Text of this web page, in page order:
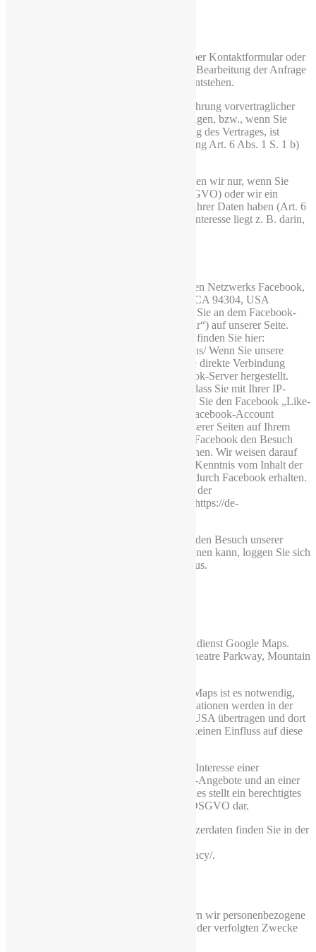
Wenn Sie mit uns in Kontakt treten (z. B. per Kontaktformular oder
E-Mail), verarbeiten wir Ihre Angaben zur Bearbeitung der Anfrage
sowie für den Fall, dass Anschlussfragen entstehen.
Erfolgt die Datenverarbeitung zur Durchführung vorvertraglicher
Maßnahmen, die auf Ihre Anfrage hin erfolgen, bzw., wenn Sie
bereits unser Kunde sind, zur Durchführung des Vertrages, ist
Rechtsgrundlage für diese Datenverarbeitung Art. 6 Abs. 1 S. 1 b)
Weitere personenbezogene Daten verarbeiten wir nur, wenn Sie
dazu einwilligen (Art. 6 Abs. 1 S. 1 a) DSGVO) oder wir ein
berechtigtes Interesse an der Verarbeitung Ihrer Daten haben (Art. 6
Abs. 1 S. 1 f) DSGVO). Ein berechtigtes Interesse liegt z. B. darin,
Auf unseren Seiten sind Plugins des sozialen Netzwerks Facebook,
1601 South California Avenue, Palo Alto, CA 94304, USA
integriert. Die Facebook-Plugins erkennen Sie an dem Facebook-
Logo oder dem “Like-Button” (“Gefällt mir“) auf unserer Seite.
Eine Übersicht über die Facebook-Plugins finden Sie hier:
http://developers.facebook.com/docs/plugins/ Wenn Sie unsere
Seiten besuchen, wird über das Plugin eine direkte Verbindung
zwischen Ihrem Browser und dem Facebook-Server hergestellt.
Facebook erhält dadurch die Information, dass Sie mit Ihrer IP-
Adresse unsere Seite besucht haben. Wenn Sie den Facebook „Like-
Button“ anklicken während Sie in Ihrem Facebook-Account
eingeloggt sind, können Sie die Inhalte unserer Seiten auf Ihrem
Facebook-Profil verlinken. Dadurch kann Facebook den Besuch
unserer Seiten Ihrem Benutzerkonto zuordnen. Wir weisen darauf
hin, dass wir als Anbieter der Seiten keine Kenntnis vom Inhalt der
übermittelten Daten sowie deren Nutzung durch Facebook erhalten.
Weitere Informationen hierzu finden Sie in der
Datenschutzerklärung von facebook unter https://de-
Wenn Sie nicht wünschen, dass Facebook den Besuch unserer
Seiten Ihrem Facebook-Nutzerkonto zuordnen kann, loggen Sie sich
bitte aus Ihrem Facebook-Benutzerkonto aus.
Diese Seite nutzt über eine API den Kartendienst Google Maps.
Anbieter ist die Google Inc., 1600 Amphitheatre Parkway, Mountain
Zur Nutzung der Funktionen von Google Maps ist es notwendig,
Ihre IP Adresse zu speichern. Diese Informationen werden in der
Regel an einen Server von Google in den USA übertragen und dort
gespeichert. Der Anbieter dieser Seite hat keinen Einfluss auf diese
Die Nutzung von Google Maps erfolgt im Interesse einer
ansprechenden Darstellung unserer Online-Angebote und an einer
leichten Auffindbarkeit des Restaurants. Dies stellt ein berechtigtes
Interesse im Sinne von Art. 6 Abs. 1 lit. f DSGVO dar.
Mehr Informationen zum Umgang mit Nutzerdaten finden Sie in der
https://www.google.de/intl/de/policies/privacy/.
Sofern nicht spezifisch angegeben speichern wir personenbezogene
Daten nur so lange, wie dies zur Erfüllung der verfolgten Zwecke